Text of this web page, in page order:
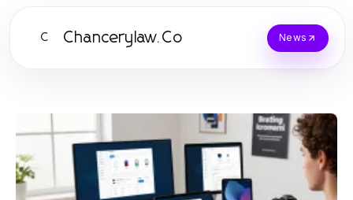
C Chancerylaw.Co News